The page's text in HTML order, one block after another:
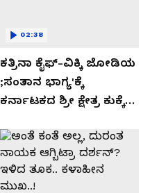
ಕತ್ರಿನಾ ಕೈಫ್-ವಿಕ್ಕಿ ಜೋಡಿಯ
;ಸಂತಾನ ಭಾಗ್ಯ'ಕ್ಕೆ
ಕರ್ನಾಟಕದ ಶ್ರೀ ಕ್ಷೇತ್ರ ಕುಕ್ಕೆ
02:38